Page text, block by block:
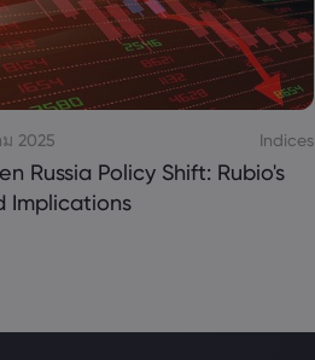
2025 Indices
Russia Policy Shift: Rubio's
Implications